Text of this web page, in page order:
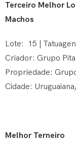
Terceiro Melhor
Machos
Lote: 15 |
Criador: Grupo
Propriedade:
Cidade:
Melhor Terneiro